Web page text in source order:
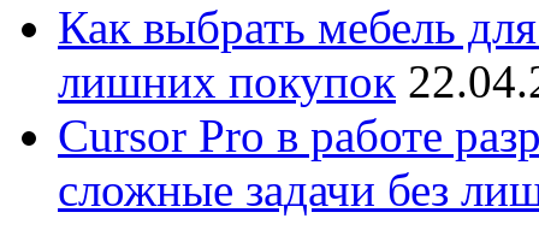
Как выбрать мебель
лишних покупок
Cursor Pro в работе
сложные задачи без